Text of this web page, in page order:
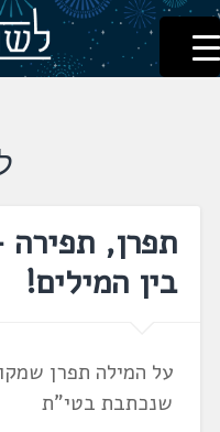
דלג
לתוכן
לשוניאדה
עברית. לשון. שפה
תפרן,
בין המילים!
על המילה תפרן
שנכתבת בטי"ת